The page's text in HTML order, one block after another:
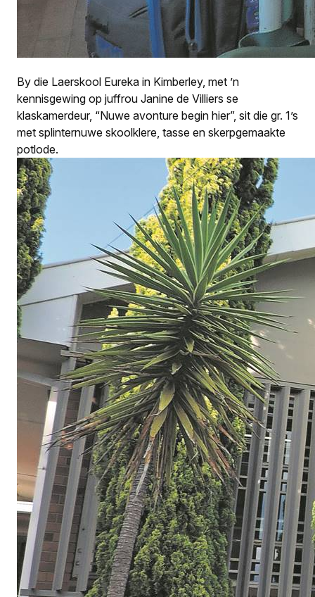
By die Laerskool Eureka in Kimberley, met ’n
kennisgewing op juffrou Janine de Villiers se
klaskamerdeur, “Nuwe avonture begin hier”, sit die gr. 1’s
met splinternuwe skoolklere, tasse en skerpgemaakte
potlode.